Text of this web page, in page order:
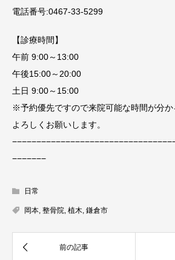
電話番号:0467-33-5299
【診療時間】
午前 9:00～13:00
午後15:00～20:00
土日 9:00～15:00
※予約優先ですので来院可能な時間が分
よろしくお願いします。
−−−−−−−
日常
岡本, 整骨院, 植木, 鎌倉市